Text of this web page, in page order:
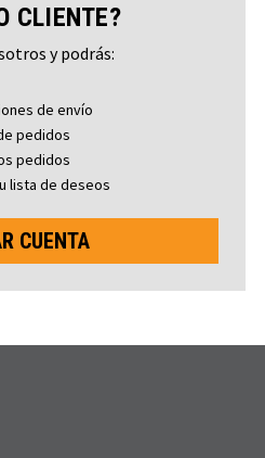
CLIENTE?
y podrás:
de envío
pedidos
pedidos
lista de deseos
CUENTA